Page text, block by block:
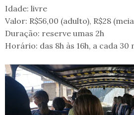
Idade: livre
Valor: R$56,00 (adulto), R$28
Duração: reserve umas 2h
Horário: das 8h às 16h, a cada 30